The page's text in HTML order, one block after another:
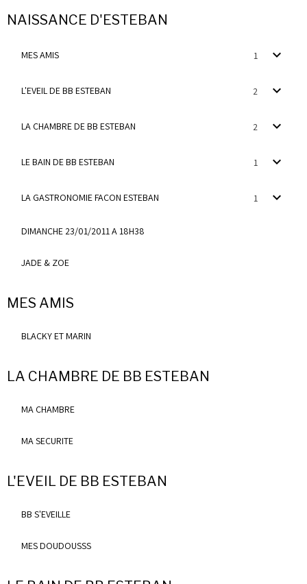
NAISSANCE D'ESTEBAN
MES AMIS 1
L'EVEIL DE BB ESTEBAN 2
LA CHAMBRE DE BB ESTEBAN 2
LE BAIN DE BB ESTEBAN 1
LA GASTRONOMIE FACON ESTEBAN 1
DIMANCHE 23/01/2011 A 18H38
JADE & ZOE
MES AMIS
BLACKY ET MARIN
LA CHAMBRE DE BB ESTEBAN
MA CHAMBRE
MA SECURITE
L'EVEIL DE BB ESTEBAN
BB S'EVEILLE
MES DOUDOUSSS